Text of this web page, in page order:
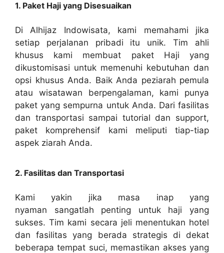
1. Paket Haji yang Disesuaikan
Di Alhijaz Indowisata, kami memahami jika
setiap perjalanan pribadi itu unik. Tim ahli
khusus kami membuat paket Haji yang
dikustomisasi untuk memenuhi kebutuhan dan
opsi khusus Anda. Baik Anda peziarah pemula
atau wisatawan berpengalaman, kami punya
paket yang sempurna untuk Anda. Dari fasilitas
dan transportasi sampai tutorial dan support,
paket komprehensif kami meliputi tiap-tiap
aspek ziarah Anda.
2. Fasilitas dan Transportasi
Kami yakin jika masa inap yang
nyaman sangatlah penting untuk haji yang
sukses. Tim kami secara jeli menentukan hotel
dan fasilitas yang berada strategis di dekat
beberapa tempat suci, memastikan akses yang